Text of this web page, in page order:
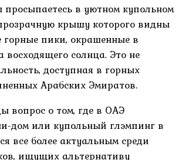
просыпаетесь в уютном купольном
крышу которого видны
горные пики, окрашенные в
восходящего солнца. Это не
доступная в горных
Арабских Эмиратов.
вопрос о том, где в ОАЭ
дом или купольный глэмпинг в
все более актуальным среди
ищущих альтернативу